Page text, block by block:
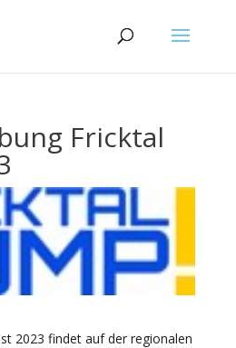
Fricktal
2023 findet auf der regionalen